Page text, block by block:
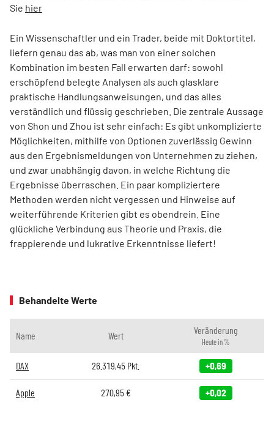
Sie hier
Ein Wissenschaftler und ein Trader, beide mit Doktortitel,
liefern genau das ab, was man von einer solchen
Kombination im besten Fall erwarten darf: sowohl
erschöpfend belegte Analysen als auch glasklare
praktische Handlungsanweisungen, und das alles
verständlich und flüssig geschrieben. Die zentrale Aussage
von Shon und Zhou ist sehr einfach: Es gibt unkomplizierte
Möglichkeiten, mithilfe von Optionen zuverlässig Gewinn
aus den Ergebnismeldungen von Unternehmen zu ziehen,
und zwar unabhängig davon, in welche Richtung die
Ergebnisse überraschen. Ein paar kompliziertere
Methoden werden nicht vergessen und Hinweise auf
weiterführende Kriterien gibt es obendrein. Eine
glückliche Verbindung aus Theorie und Praxis, die
frappierende und lukrative Erkenntnisse liefert!
Behandelte Werte
Name Wert Veränderung
Heute in %
DAX 26.319,45 Pkt. +0,69
Apple 270,95€ +0,02